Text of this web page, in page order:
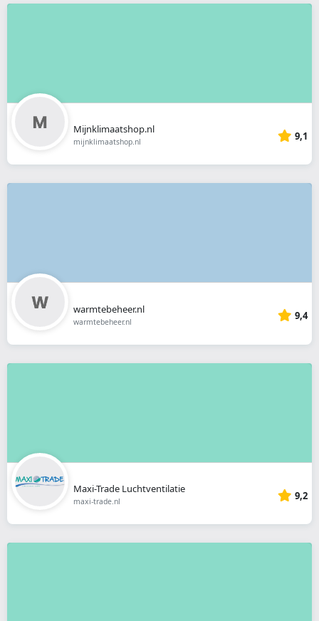
Mijnklimaatshop.nl
mijnklimaatshop.nl 9,1
warmtebeheer.nl
warmtebeheer.nl 9,4
Maxi-Trade Luchtventilatie
maxi-trade.nl 9,2